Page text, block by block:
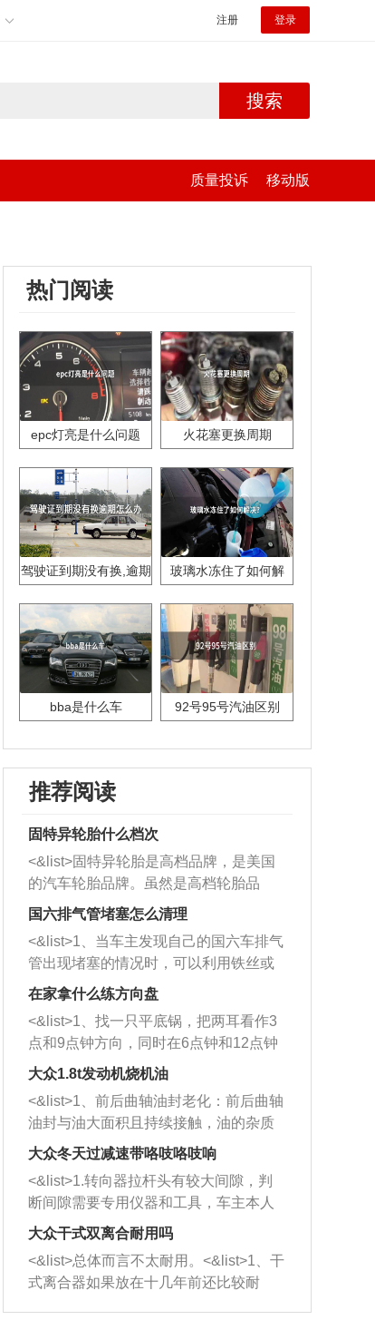
注册 登录
搜索
质量投诉 移动版
热门阅读
epc灯亮是什么问题 火花塞更换周期
驾驶证到期没有换,逾期
玻璃水冻住了如何解
bba是什么车 92号95号汽油区别
推荐阅读
固特异轮胎什么档次
<&list>固特异轮胎是高档品牌，是美国
的汽车轮胎品牌。虽然是高档轮胎品
牌，但是中高低端的轮胎都有生产，这
也是为了更好的开拓市场。
国六排气管堵塞怎么清理
<&list>1、当车主发现自己的国六车排气
管出现堵塞的情况时，可以利用铁丝或
者是细棍，直接将杂物给取出来，如果
堵塞情况比较严重，也可以采取应急措
施。 <&list>2、直接利用木棍将所有的
杂物推到排气管里面的位置处，然后将
三元催化器拆解开，就可以将堵塞的东
西取出来。但如果是因为积碳过多引起
的堵塞，就需要将三元催化器泡在草酸
洗剂对堵塞的情况得到解决，将清洗剂
放在燃油箱中，与燃油混合后，车辆启
动时，就可以和汽油一起进入到燃烧
室，最后形成废气排出，就可以让三元
催化器得到清洗，排气管堵塞的情况就
能够得到解决。
在家拿什么练方向盘
<&list>1、找一只平底锅，把两耳看作3
点和9点钟方向，同时在6点钟和12点钟
方向做一个标记。 <&list>2、双手握住
一圈半的练习，往右同样也要打相同的
圈数。 <&list>3、最后强调要反复练
习，这样就可以形成肌肉记忆，在真实
驾驶车辆时，不需要记忆也能打好方
向。
大众1.8t发动机烧机油
<&list>1、前后曲轴油封老化：前后曲轴
油封与油大面积且持续接触，油的杂质
和发动机内持续温度变化使其密封效果
逐渐减弱，导致渗油或漏油。<&list>2、
活塞间隙过大：积碳会使活塞环与缸体
的间隙扩大，导致机油流入燃烧室中，
造成烧机油。<&list>3、机油粘度。使用
机油粘度过小的话，同样会有烧机油现
象，机油粘度过小具有很好的流动性，
大众冬天过减速带咯吱咯吱响
<&list>1.转向器拉杆头有较大间隙，判
断间隙需要专用仪器和工具，车主本人
无法制作，需要将车辆送到修理厂或4s
店；<&list>2.车辆半轴套管防尘罩破
裂，破裂后会出现漏油现象，使半轴磨
损严重，磨损的半轴容易损坏，产生异
响；<&list>3.稳定器的转向胶套和球头
大众干式双离合耐用吗
<&list>总体而言不太耐用。<&list>1、干
式离合器如果放在十几年前还比较耐